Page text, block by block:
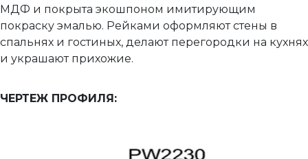
МДФ и покрыта экошпоном имитирующим
покраску эмалью. Рейками оформляют стены в
спальнях и гостиных, делают перегородки на кухнях
и украшают прихожие.
ЧЕРТЕЖ ПРОФИЛЯ: